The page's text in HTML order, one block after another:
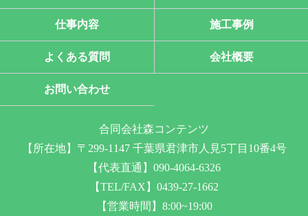
仕事内容 施工事例
よくある質問 会社概要
お問い合わせ
合同会社森コンテンツ
【所在地】〒299-1147 千葉県君津市人見5丁目10番4号
【代表直通】090-4064-6326
【TEL/FAX】0439-27-1662
【営業時間】8:00~19:00